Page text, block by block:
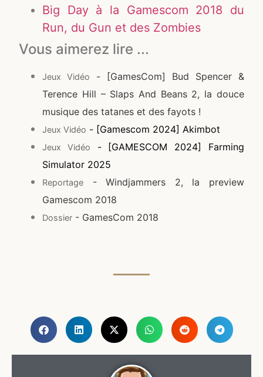
Big Day à la Gamescom 2018 du
Run, du Gun et des Zombies
Vous aimerez lire ...
Jeux Vidéo
- [GamesCom] Bud Spencer &
Terence Hill – Slaps And Beans 2, la douce
musique des tatanes et des fayots !
Jeux Vidéo - [Gamescom 2024] Akimbot
Jeux Vidéo
- [GAMESCOM 2024] Farming
Simulator 2025
Reportage
- Windjammers 2, la preview
Gamescom 2018
Dossier - GamesCom 2018